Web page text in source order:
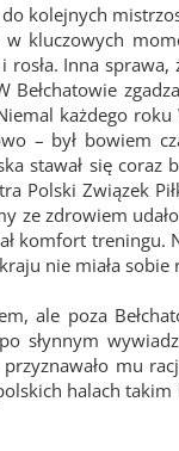
kolejnych
kluczowych
Inna
każdego
– był bowiem
stawał się
Polski Związek
zdrowiem
komfort
nie miała sobie
ale poza
słynnym
mu
halach takim